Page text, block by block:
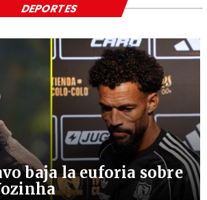
baja la euforia sobre
DEPORTES